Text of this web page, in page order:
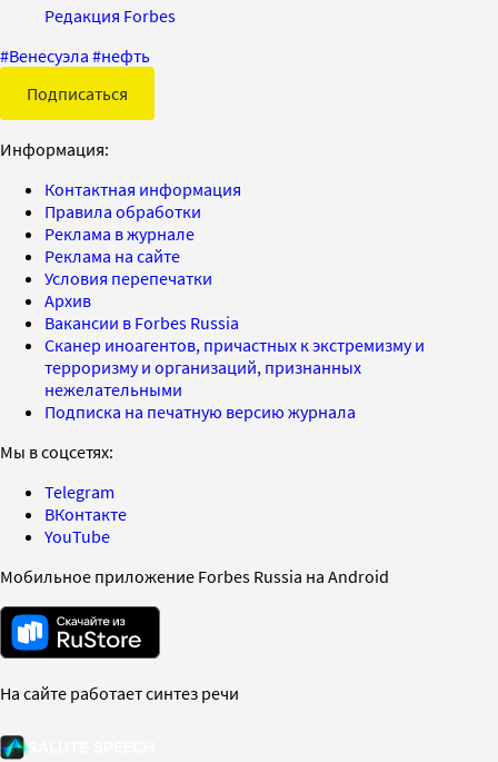
Редакция Forbes
#Венесуэла #нефть
Подписаться
Информация:
Контактная информация
Правила обработки
Реклама в журнале
Реклама на сайте
Условия перепечатки
Архив
Вакансии в Forbes Russia
Сканер иноагентов, причастных к экстремизму и
терроризму и организаций, признанных
нежелательными
Подписка на печатную версию журнала
Мы в соцсетях:
Telegram
ВКонтакте
YouTube
Мобильное приложение Forbes Russia на Android
На сайте работает синтез речи